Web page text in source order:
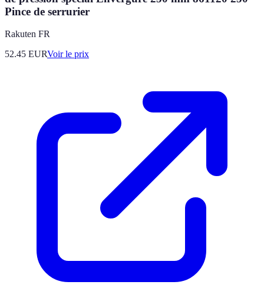
Pince de serrurier
Rakuten FR
52.45 EURVoir le prix